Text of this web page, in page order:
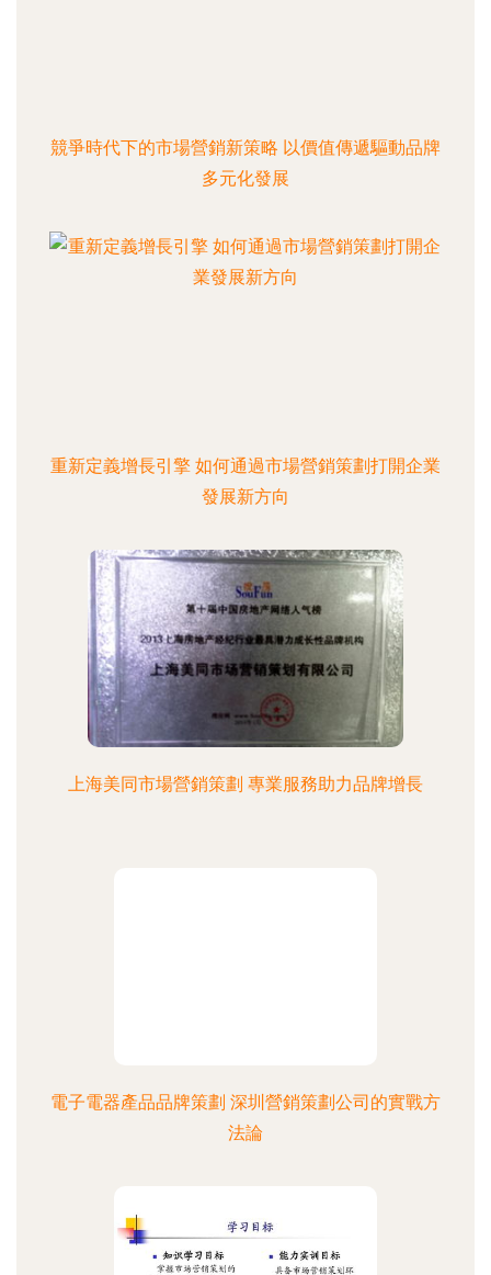
競爭時代下的市場營銷新策略 以價值傳遞驅動品牌
多元化發展
重新定義增長引擎 如何通過市場營銷策劃打開企業
發展新方向
上海美同市場營銷策劃 專業服務助力品牌增長
電子電器產品品牌策劃 深圳營銷策劃公司的實戰方
法論